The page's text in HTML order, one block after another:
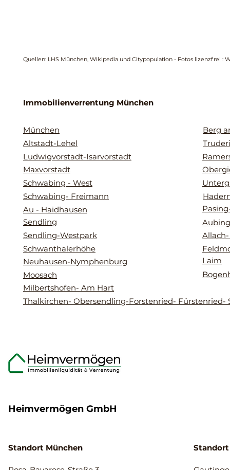
Quellen: LHS München, Wikipedia und Citypopulation - Fotos lizenzfrei :
Immobilienverrentung München
München
Altstadt-Lehel
Ludwigvorstadt-Isarvorstadt
Maxvorstadt
Schwabing - West
Schwabing- Freimann
Au - Haidhausen
Sendling
Sendling-Westpark
Neuhausen-Nymphenburg
Schwanthalerhöhe
Moosach
Milbertshofen- Am Hart
Berg
Laim
Thalkirchen- Obersendling-Forstenried- Fürstenried-
Heimvermögen GmbH
Standort München